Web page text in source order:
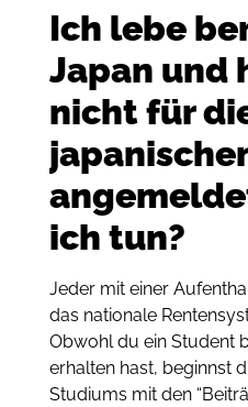
Ich lebe
Japan und
nicht für
ich tun?
Jeder mit einer
das nationale
Obwohl du ein Student
erhalten hast, beginnst
Studiums mit den